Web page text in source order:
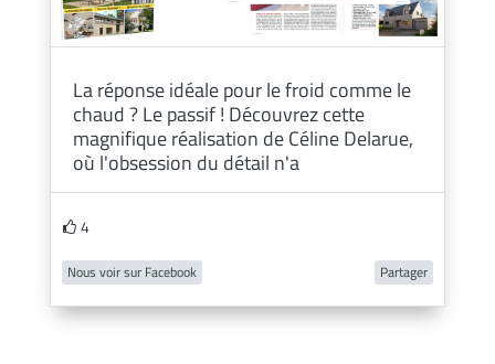
La réponse idéale pour le froid comme le
chaud ? Le passif ! Découvrez cette
magnifique réalisation de Céline Delarue,
où l'obsession du détail n'a
4
Nous voir sur Facebook Partager